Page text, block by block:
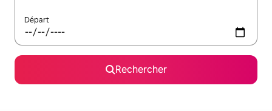
Départ
Rechercher